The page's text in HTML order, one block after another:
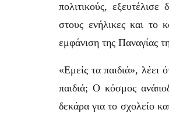
πολιτικούς, εξευτέλισε
στους ενήλικες και το
εμφάνιση της Παναγίας
«Εμείς τα παιδιά», λέει
παιδιά; Ο κόσμος
δεκάρα για το σχολείο